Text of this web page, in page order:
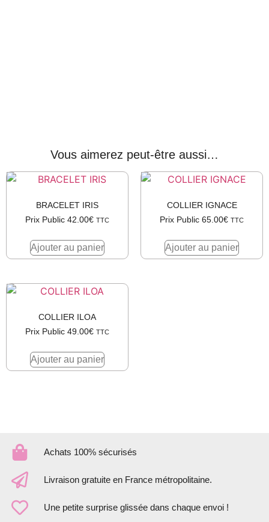
Vous aimerez peut-être aussi…
BRACELET IRIS
Prix Public 42.00€ TTC
Ajouter au panier
COLLIER IGNACE
Prix Public 65.00€ TTC
Ajouter au panier
COLLIER ILOA
Prix Public 49.00€ TTC
Ajouter au panier
Achats 100% sécurisés
Livraison gratuite en France métropolitaine.
Une petite surprise glissée dans chaque envoi !